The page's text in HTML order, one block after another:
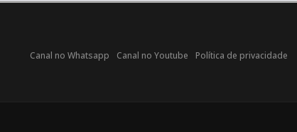
Canal no Whatsapp Canal no Youtube Política de privacidade